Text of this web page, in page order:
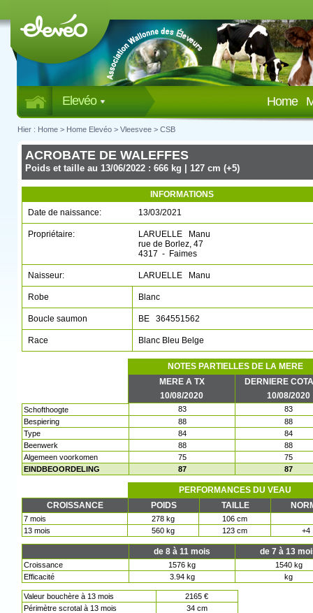
Elevéo Home
Hier : Home > Home Elevéo > Vleesvee > CSB
ACROBATE DE WALEFFES
Poids et taille au 13/06/2022 : 666 kg | 127 cm (+5)
INFORMATIONS
Date de naissance:
13/03/2021
Propriétaire:
LARUELLE Manu
rue de Borlez, 47
4317 - Faimes
Naisseur: LARUELLE Manu
Robe Blanc
Boucle saumon BE 364551562
Race Blanc Bleu Belge
NOTES PARTIELLES DE LA MERE
MERE A TX
10/08/2020
DERNIERE
10/08/2020
Schofthoogte 83
83
Bespiering
88
88
Type
84
84
Beenwerk
88
88
Algemeen voorkomen
75
75
EINDBEOORDELING
87 87
PERFORMANCES DU VEAU
CROISSANCE
POIDS TAILLE
7 mois 278 kg
106 cm
13 mois
560 kg 123 cm +4
de 8 à 11 mois de 7 à 13
Croissance 1576 kg
1540 kg
Efficacité
3.94 kg kg
Valeur bouchère à 13 mois
2165 €
Périmètre scrotal à 13 mois
34 cm